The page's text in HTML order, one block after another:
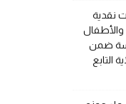
نقدية
والأطفال
ضمن
التابع